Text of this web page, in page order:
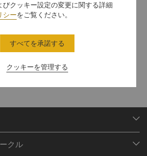
のゲストの皆様は16時までのレイトチェックア
がございます
利用可能なオンライン決済方法:
クル
びクッキー設定の変更に関する詳細
シーをご覧ください。
クッキーを管理する
すべてを承諾する